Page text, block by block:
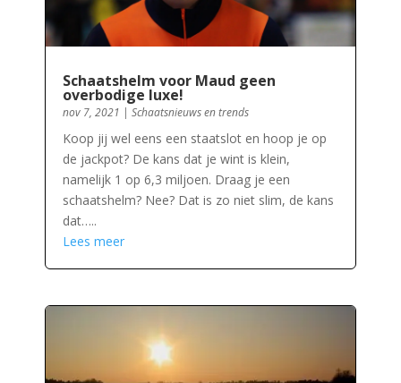
Schaatshelm voor Maud geen
overbodige luxe!
nov 7, 2021 | Schaatsnieuws en trends
Koop jij wel eens een staatslot en hoop je op
de jackpot? De kans dat je wint is klein,
namelijk 1 op 6,3 miljoen. Draag je een
schaatshelm? Nee? Dat is zo niet slim, de kans
dat…..
Lees meer